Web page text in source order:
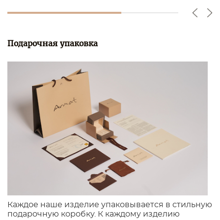
Подарочная упаковка
Каждое наше изделие упаковывается в стильную
подарочную коробку. К каждому изделию